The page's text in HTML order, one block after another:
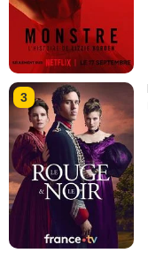
3